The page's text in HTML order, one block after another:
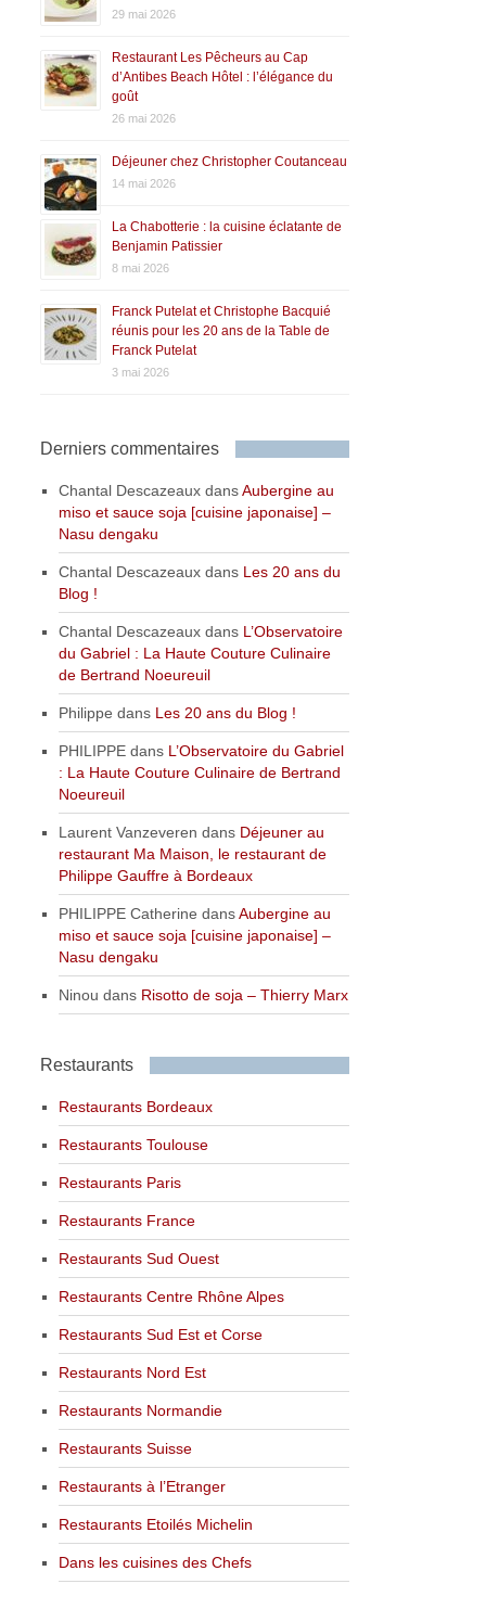
29 mai 2026
Restaurant Les Pêcheurs au Cap
d’Antibes Beach Hôtel : l’élégance du
goût
26 mai 2026
Déjeuner chez Christopher Coutanceau
14 mai 2026
La Chabotterie : la cuisine éclatante de
Benjamin Patissier
8 mai 2026
Franck Putelat et Christophe Bacquié
réunis pour les 20 ans de la Table de
Franck Putelat
3 mai 2026
Derniers commentaires
Chantal Descazeaux dansAubergine au
miso et sauce soja [cuisine japonaise] –
Nasu dengaku
Chantal Descazeaux dans Les 20 ans du
Blog !
Chantal Descazeaux dans L’Observatoire
du Gabriel : La Haute Couture Culinaire
de Bertrand Noeureuil
Philippe dans Les 20 ans du Blog !
PHILIPPE dans L’Observatoire du Gabriel
: La Haute Couture Culinaire de Bertrand
Noeureuil
Laurent Vanzeveren dans Déjeuner au
restaurant Ma Maison, le restaurant de
Philippe Gauffre à Bordeaux
PHILIPPE Catherine dansAubergine au
miso et sauce soja [cuisine japonaise] –
Nasu dengaku
Ninou dans Risotto de soja – Thierry Marx
Restaurants
Restaurants Bordeaux
Restaurants Toulouse
Restaurants Paris
Restaurants France
Restaurants Sud Ouest
Restaurants Centre Rhône Alpes
Restaurants Sud Est et Corse
Restaurants Nord Est
Restaurants Normandie
Restaurants Suisse
Restaurants à l’Etranger
Restaurants Etoilés Michelin
Dans les cuisines des Chefs